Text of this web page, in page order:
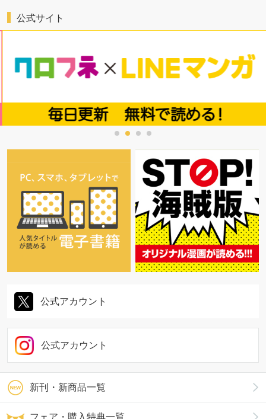
新刊・新商品一覧
フェア・購入特典一覧
公式サイト
公式アカウント
公式アカウント